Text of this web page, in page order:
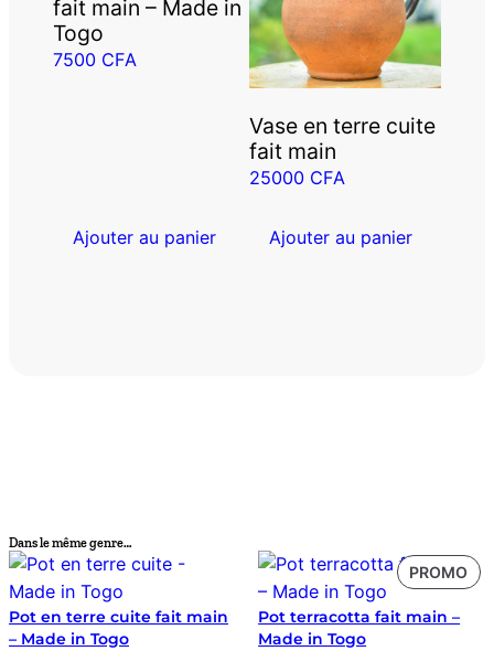
fait main – Made in
Togo
7500 CFA
Ajouter au panier
Vase en terre cuite
fait main
25000 CFA
Ajouter au panier
Dans le même genre…
Pot en terre cuite fait main
– Made in Togo
PROMO
EN
Pot terracotta fait main –
Made in Togo